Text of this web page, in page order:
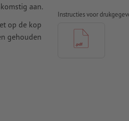
aan.
op de kop
gehouden
minste
Instructies voor